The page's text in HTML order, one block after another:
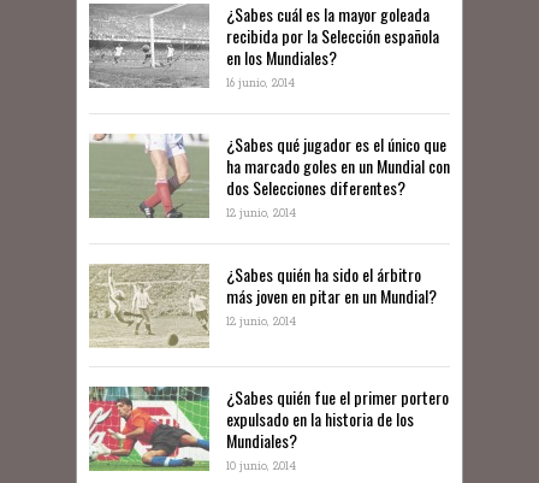
​​¿Sabes cuál es la mayor goleada
recibida por la Selección española
en los Mundiales?
16 junio, 2014
¿Sabes qué jugador es el único que
ha marcado goles en un Mundial con
dos Selecciones diferentes?
12 junio, 2014
¿Sabes quién ha sido el árbitro
más joven en pitar en un Mundial?
12 junio, 2014
¿Sabes quién fue el primer portero
expulsado en la historia de los
Mundiales?
10 junio, 2014